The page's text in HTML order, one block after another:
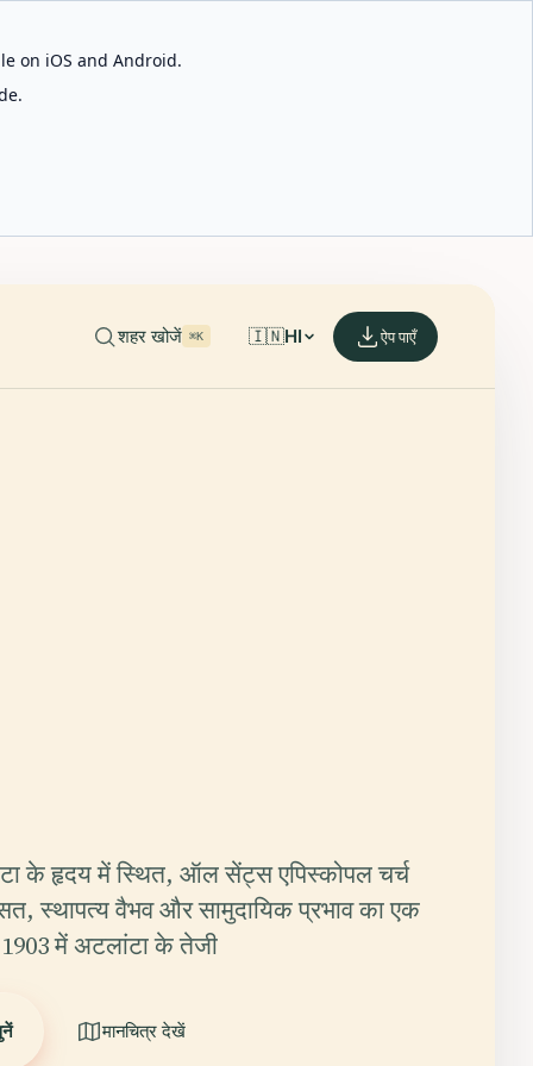
on iOS and Android.
शहर खोजें ⌘K 🇮🇳HI ऐप पाएँ
के हृदय में स्थित, ऑल सेंट्स एपिस्कोपल चर्च
स्थापत्य वैभव और सामुदायिक प्रभाव का एक
में अटलांटा के तेजी
मानचित्र देखें